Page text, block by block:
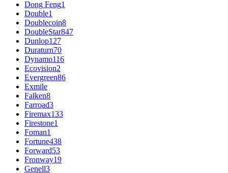
Dong Feng1
Double1
Doublecoin8
DoubleStar847
Dunlop127
Duraturn70
Dynamo116
Ecovision2
Evergreen86
Exmile
Falken8
Farroad3
Firemax133
Firestone1
Foman1
Fortune438
Forward53
Fronway19
Genell3